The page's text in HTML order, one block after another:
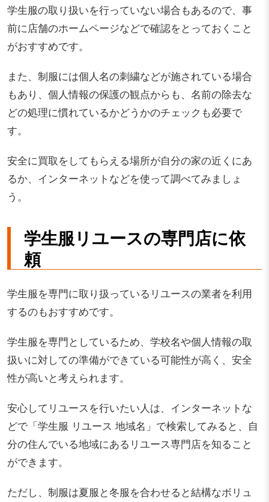
学生服の取り扱いを行っていない場合もあるので、事
前に店舗のホームページなどで確認をとっておくこと
がおすすめです。
また、制服には個人名の刺繍などが施されている場合
もあり、個人情報の保護の観点からも、名前の除去な
どの処理に慣れているかどうかのチェックも必要で
す。
安全に買取をしてもらえる場所が自分の家の近くにあ
るか、インターネットなどを使って調べてみましょ
う。
学生服リユースの専門店に依
頼
学生服を専門に取り扱っているリユースの業者を利用
するのもおすすめです。
学生服を専門としているため、学校名や個人情報の取
扱いに対しての準備ができている可能性が高く、安全
性が高いと考えられます。
安心してリユースを行いたい人は、インターネットな
どで「学生服 リユース 地域名」で検索してみると、自
分の住んでいる地域にあるリユース専門店を知ること
ができます。
ただし、制服は夏服と冬服を合わせると結構なボリュ